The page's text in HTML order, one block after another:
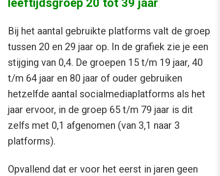
leeftijdsgroep 20 tot 39 jaar
Bij het aantal gebruikte platforms valt de groep
tussen 20 en 29 jaar op. In de grafiek zie je een
stijging van 0,4. De groepen 15 t/m 19 jaar, 40
t/m 64 jaar en 80 jaar of ouder gebruiken
hetzelfde aantal socialmediaplatforms als het
jaar ervoor, in de groep 65 t/m 79 jaar is dit
zelfs met 0,1 afgenomen (van 3,1 naar 3
platforms).
Opvallend dat er voor het eerst in jaren geen